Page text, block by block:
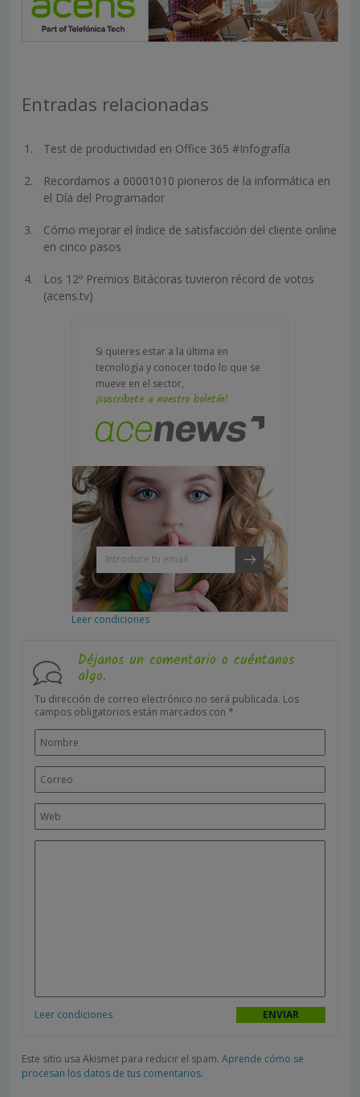
Entradas relacionadas
Test de productividad en Office 365 #Infografía
Recordamos a 00001010 pioneros de la informática en
el Día del Programador
Cómo mejorar el índice de satisfacción del cliente online
en cinco pasos
Los 12º Premios Bitácoras tuvieron récord de votos
(acens.tv)
Si quieres estar a la última en
tecnología y conocer todo lo que se
mueve en el sector,
¡suscríbete a nuestro boletín!
Leer condiciones
Déjanos un comentario o cuéntanos
algo.
Tu dirección de correo electrónico no será publicada. Los
campos obligatorios están marcados con *
Leer condiciones
Este sitio usa Akismet para reducir el spam. Aprende cómo se
procesan los datos de tus comentarios.